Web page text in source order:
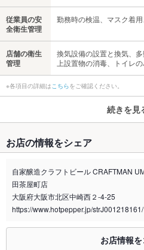
従業員の安
全衛生管理
勤務時の検温、マスク着
店舗の衛生
管理
換気設備の設置と換気、
上設置物の消毒、トイレ
※各項目の詳細は こちらをご確認ください。
続きを見
禁煙・喫煙
全席禁煙
喫煙専用室
※2020年4月1日～受動喫煙対策に関する法律が施
お店の情報をシェア
自家醸造クラフトビール CRAFTMAN
田茶屋町店
大阪府大阪市北区中崎西２-4-25
https://www.hotpepper.jp/strJ001218161/
お店情報